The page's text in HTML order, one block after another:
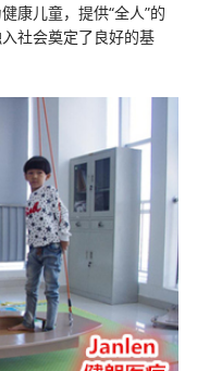
康儿童，提供“全人”的
社会奠定了良好的基